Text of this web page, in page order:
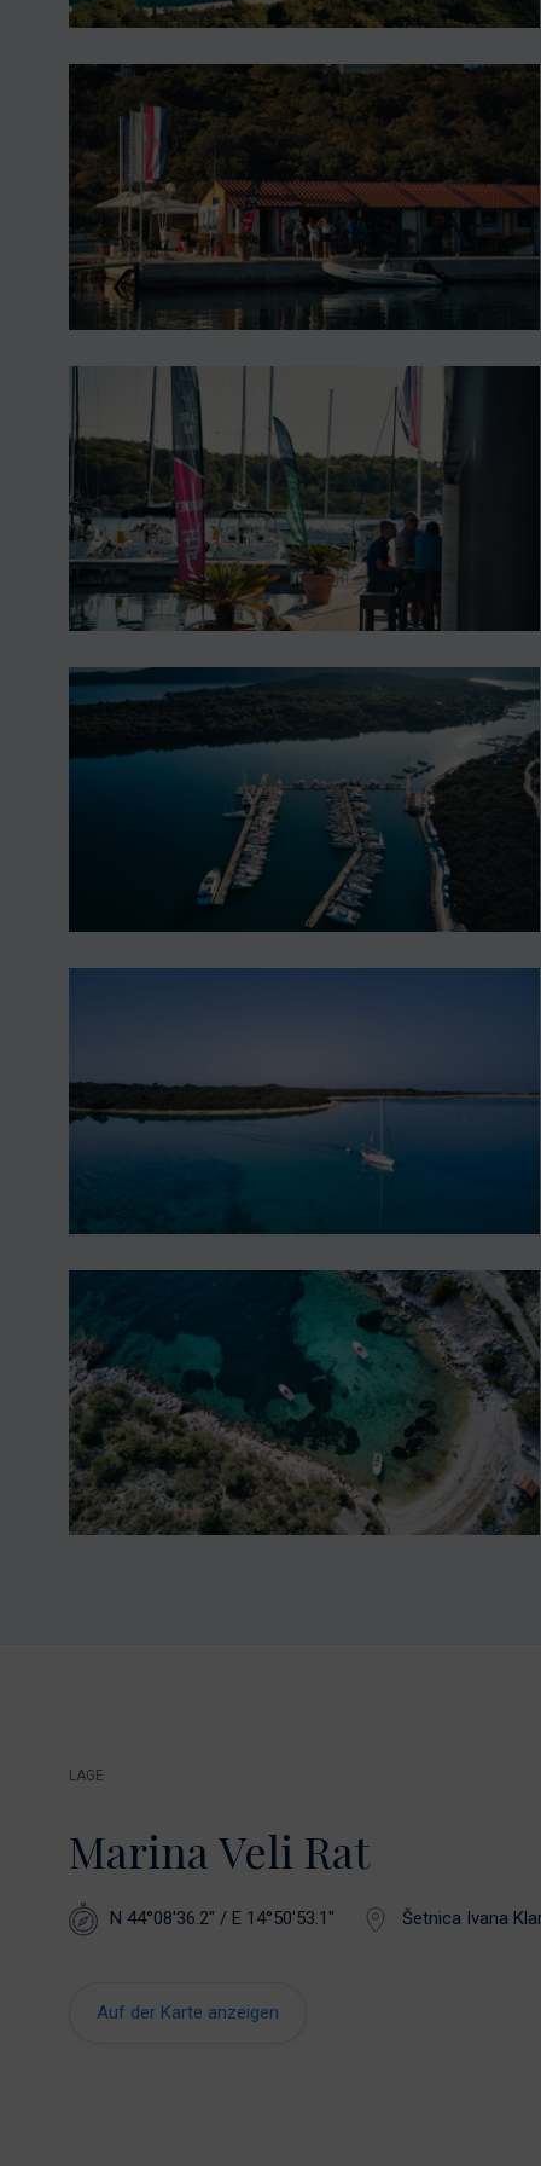
LAGE
Marina Veli Rat
N 44°08'36.2" / E 14°50'53.1" Šetnica Ivana
Auf der Karte anzeigen